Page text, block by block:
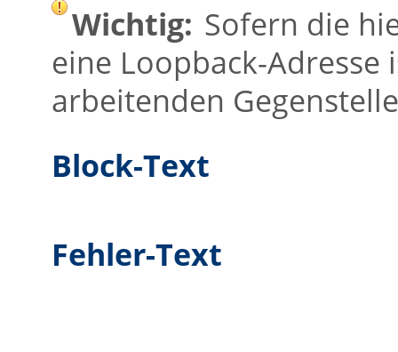
Wichtig: Sofern die
eine Loopback-
arbeitenden
Block-Text
Fehler-Text